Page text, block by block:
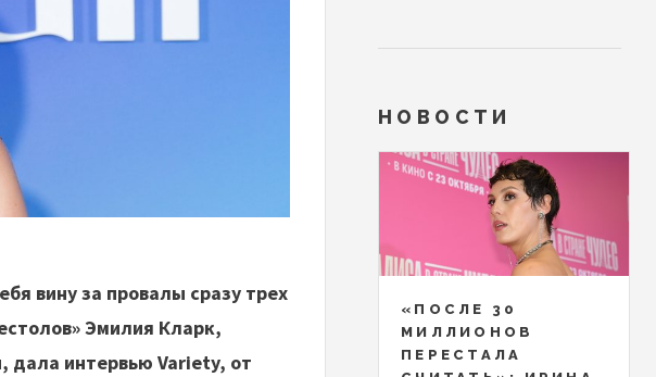
вину за провалы сразу трех
Эмилия Кларк,
дала интервью Variety, от
НОВОСТИ
«ПОСЛЕ 30
МИЛЛИОНОВ
ПЕРЕСТАЛА